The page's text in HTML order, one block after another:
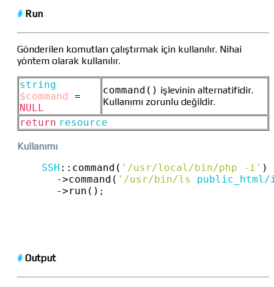
# Run
Gönderilen komutları çalıştırmak için kullanılır. Nihai
yöntem olarak kullanılır.
string
$command
=
NULL
command() işlevinin alternatifidir.
Kullanımı zorunlu değildir.
return resource
Kullanımı
SSH :: command( '/usr/local/bin/php -i' )
->command( '/usr/bin/ls public_html/
->run() ;
# Output